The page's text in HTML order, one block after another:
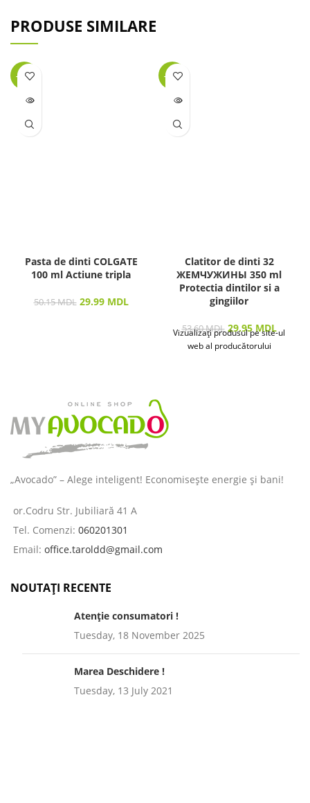
PRODUSE SIMILARE
-40%
LIPSĂ
Pasta de dinti COLGATE
100 ml Actiune tripla
50.15MDL 29.99 MDL
-44%
LIPSĂ
Clatitor de dinti 32
ЖЕМЧУЖИНЫ 350 ml
Protectia dintilor si a
gingiilor
53.60MDL 29.95 MDL
Vizualizați produsul pe site-ul
web al producătorului
„Avocado” – Alege inteligent! Economisește energie și bani!
or.Codru Str. Jubiliară 41 A
Tel. Comenzi: 060201301
Email: office.taroldd@gmail.com
NOUTAȚI RECENTE
Atenție consumatori !
Tuesday, 18 November 2025
Marea Deschidere !
Tuesday, 13 July 2021